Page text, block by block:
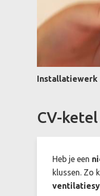
Installatiewerk
CV-
Heb je een
klussen. Zo